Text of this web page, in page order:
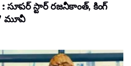
సూపర్ స్టార్ రజనీకాంత్, కింగ్
మూవీ